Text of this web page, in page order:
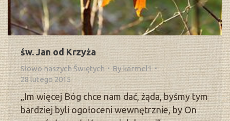
św. Jan od Krzyża
Słowo naszych Świętych Bykarmel1
28 lutego 2015
„Im więcej Bóg chce nam dać, żąda, byśmy tym
bardziej byli ogołoceni wewnętrznie, by On